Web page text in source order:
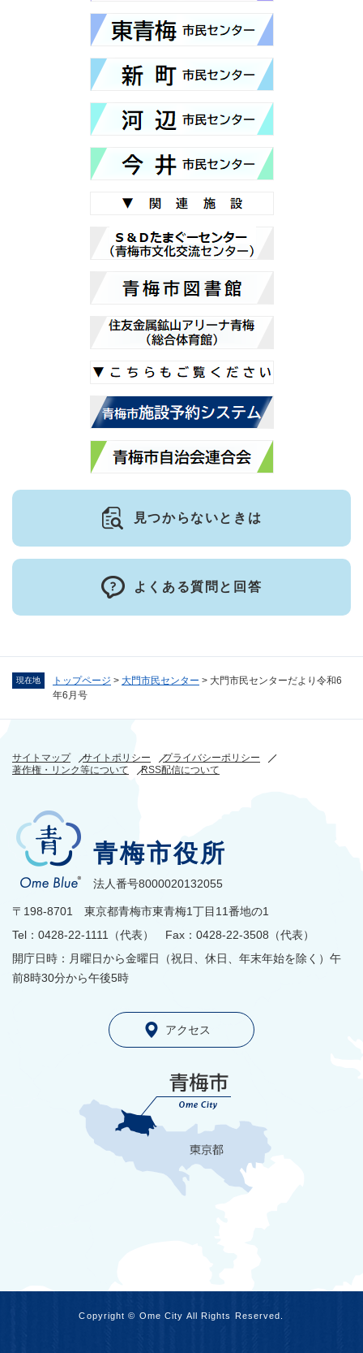
現在地 トップページ > 大門市民センター > 大門市民センターだより令和6
年6月号
見つからないときは
よくある質問と回答
サイトマップ サイトポリシー
プライバシーポリシー
著作権・リンク等について
RSS配信について
青梅市役所
法人番号8000020132055
〒198-8701 東京都青梅市東青梅1丁目11番地の1
Tel：0428-22-1111（代表） Fax：0428-22-3508（代表）
開庁日時：月曜日から金曜日（祝日、休日、年末年始を除く）午
前8時30分から午後5時
アクセス
Copyright © Ome City All Rights Reserved.